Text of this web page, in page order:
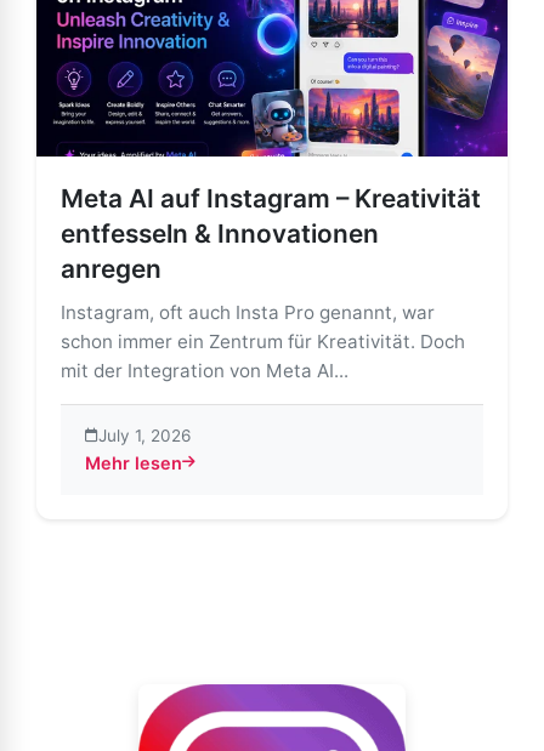
Meta AI auf Instagram – Kreativität
entfesseln & Innovationen
anregen
Instagram, oft auch Insta Pro genannt, war
schon immer ein Zentrum für Kreativität. Doch
mit der Integration von Meta AI...
July 1, 2026
Mehr lesen
about Meta AI auf Instagram – Kreativität entfesseln